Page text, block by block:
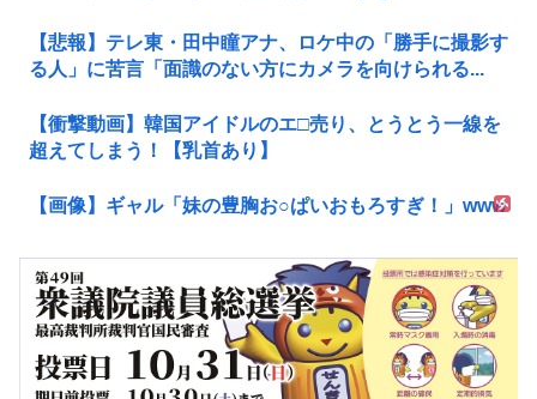
【悲報】テレ東・田中瞳アナ、ロケ中の「勝手に撮影す
る人」に苦言「面識のない方にカメラを向けられる...
【衝撃動画】韓国アイドルのエ□売り、とうとう一線を
超えてしまう！【乳首あり】
【画像】ギャル「妹の豊胸お○ぱいおもろすぎ！」www